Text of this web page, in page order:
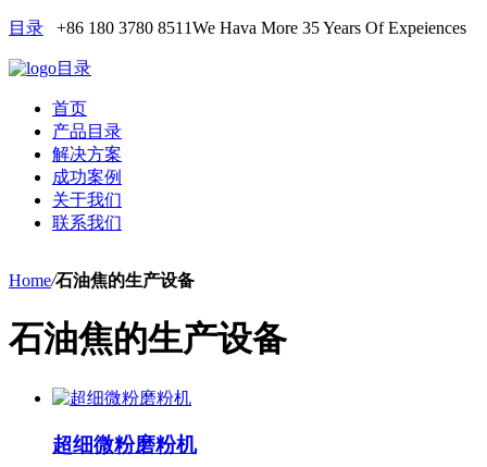
目录 +86 180 3780 8511We Hava More 35 Years Of Expeiences
目录
首页
产品目录
解决方案
成功案例
关于我们
联系我们
Home/石油焦的生产设备
石油焦的生产设备
超细微粉磨粉机